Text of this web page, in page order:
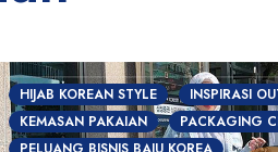
HIJAB KOREAN STYLE
INSPIRASI
KEMASAN PAKAIAN
PACKAGING